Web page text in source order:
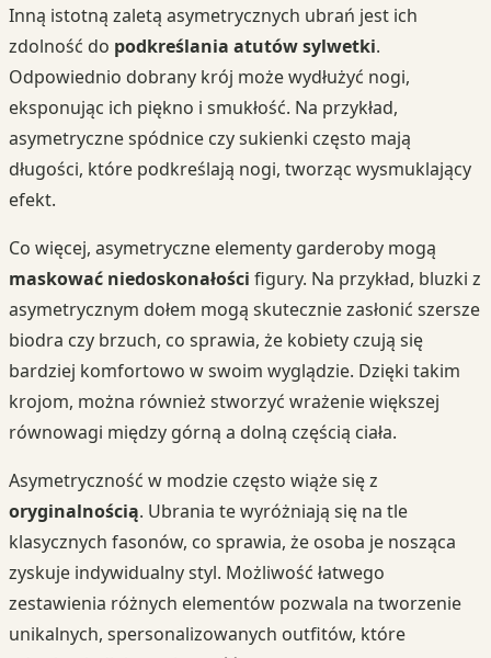
Inną istotną zaletą asymetrycznych ubrań jest ich
zdolność do podkreślania atutów sylwetki.
Odpowiednio dobrany krój może wydłużyć nogi,
eksponując ich piękno i smukłość. Na przykład,
asymetryczne spódnice czy sukienki często mają
długości, które podkreślają nogi, tworząc wysmuklający
efekt.
Co więcej, asymetryczne elementy garderoby mogą
maskować niedoskonałości figury. Na przykład, bluzki z
asymetrycznym dołem mogą skutecznie zasłonić szersze
biodra czy brzuch, co sprawia, że kobiety czują się
bardziej komfortowo w swoim wyglądzie. Dzięki takim
krojom, można również stworzyć wrażenie większej
równowagi między górną a dolną częścią ciała.
Asymetryczność w modzie często wiąże się z
oryginalnością. Ubrania te wyróżniają się na tle
klasycznych fasonów, co sprawia, że osoba je nosząca
zyskuje indywidualny styl. Możliwość łatwego
zestawienia różnych elementów pozwala na tworzenie
unikalnych, spersonalizowanych outfitów, które